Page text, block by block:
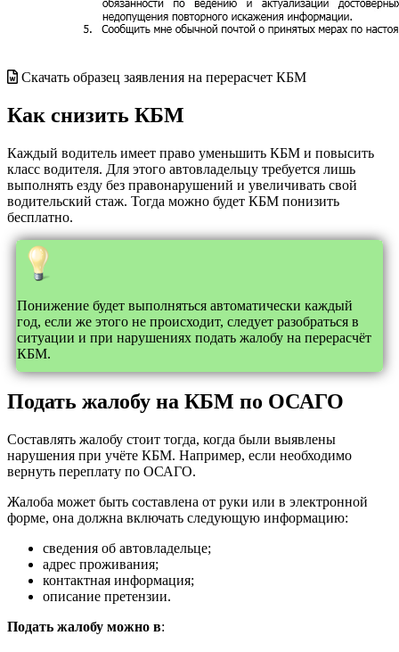
Скачать образец заявления на перерасчет КБМ
Как снизить КБМ
Каждый водитель имеет право уменьшить КБМ и повысить
класс водителя. Для этого автовладельцу требуется лишь
выполнять езду без правонарушений и увеличивать свой
водительский стаж. Тогда можно будет КБМ понизить
бесплатно.
Понижение будет выполняться автоматически каждый
год, если же этого не происходит, следует разобраться в
ситуации и при нарушениях подать жалобу на перерасчёт
КБМ.
Подать жалобу на КБМ по ОСАГО
Составлять жалобу стоит тогда, когда были выявлены
нарушения при учёте КБМ. Например, если необходимо
вернуть переплату по ОСАГО.
Жалоба может быть составлена от руки или в электронной
форме, она должна включать следующую информацию:
сведения об автовладельце;
адрес проживания;
контактная информация;
описание претензии.
Подать жалобу можно в: